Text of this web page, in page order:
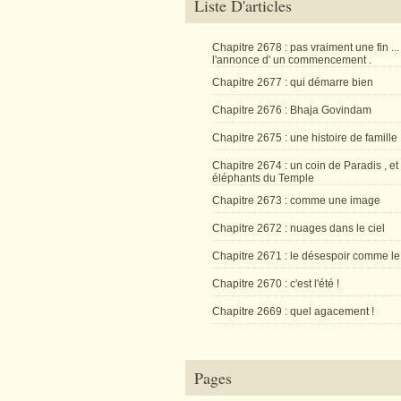
Liste D'articles
Chapitre 2678 : pas vraiment une fin ...
l'annonce d' un commencement .
Chapitre 2677 : qui démarre bien
Chapitre 2676 : Bhaja Govindam
Chapitre 2675 : une histoire de famille
Chapitre 2674 : un coin de Paradis , et
éléphants du Temple
Chapitre 2673 : comme une image
Chapitre 2672 : nuages dans le ciel
Chapitre 2671 : le désespoir comme
Chapitre 2670 : c'est l'été !
Chapitre 2669 : quel agacement !
Pages